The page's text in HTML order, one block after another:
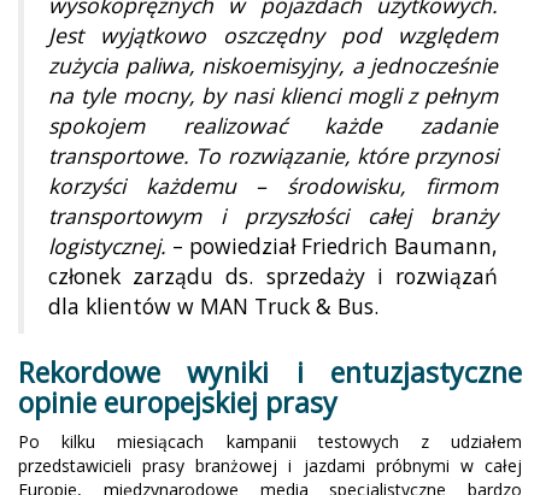
Jest wyjątkowo oszczędny pod względem
zużycia paliwa, niskoemisyjny, a jednocześnie
na tyle mocny, by nasi klienci mogli z pełnym
spokojem realizować każde zadanie
transportowe. To rozwiązanie, które przynosi
korzyści każdemu – środowisku, firmom
transportowym i przyszłości całej branży
logistycznej. – powiedział Friedrich Baumann,
członek zarządu ds. sprzedaży i rozwiązań
dla klientów w MAN Truck & Bus.
Rekordowe wyniki i entuzjastyczne
opinie europejskiej prasy
Po kilku miesiącach kampanii testowych z udziałem
przedstawicieli prasy branżowej i jazdami próbnymi w całej
Europie, międzynarodowe media specjalistyczne bardzo